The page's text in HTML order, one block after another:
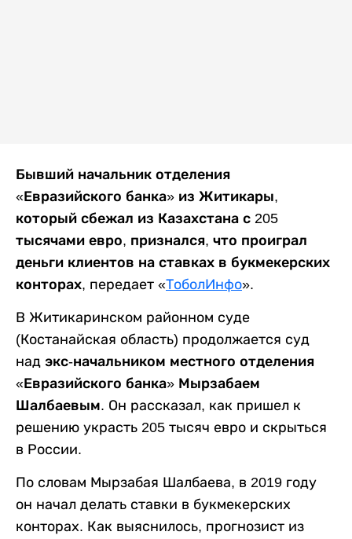
Бывший начальник отделения
«Евразийского банка» из Житикары,
который сбежал из Казахстана с 205
тысячами евро, признался, что проиграл
деньги клиентов на ставках в букмекерских
конторах, передает «ТоболИнфо».
В Житикаринском районном суде
(Костанайская область) продолжается суд
над экс-начальником местного отделения
«Евразийского банка» Мырзабаем
Шалбаевым. Он рассказал, как пришел к
решению украсть 205 тысяч евро и скрыться
в России.
По словам Мырзабая Шалбаева, в 2019 году
он начал делать ставки в букмекерских
конторах. Как выяснилось, прогнозист из